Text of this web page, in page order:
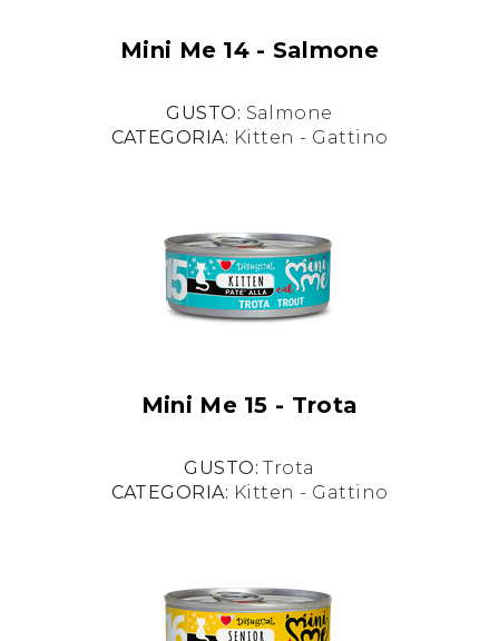
Mini Me 14 - Salmone
GUSTO: Salmone
CATEGORIA: Kitten - Gattino
Mini Me 15 - Trota
GUSTO:Trota
CATEGORIA: Kitten - Gattino